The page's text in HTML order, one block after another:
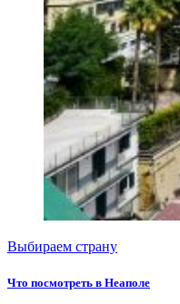
Выбираем страну
Что посмотреть в Неаполе